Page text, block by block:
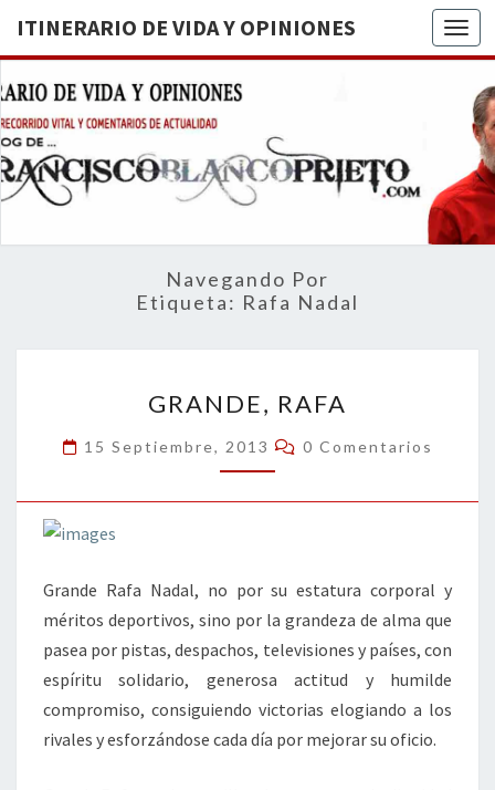
ITINERARIO DE VIDA Y OPINIONES
DE
BREVE
RECORRIDO
VITAL Y
ACTUALIDAD
Navegando Por
Etiqueta: Rafa Nadal
RAFA
GRANDE, RAFA
15 Septiembre, 2013 Comentarios
0 Comentarios
Grande Rafa Nadal, no por su estatura corporal y
méritos deportivos, sino por la grandeza de alma que
pasea por pistas, despachos, televisiones y países, con
espíritu solidario, generosa actitud y humilde
compromiso, consiguiendo victorias elogiando a los
rivales y esforzándose cada día por mejorar su oficio.